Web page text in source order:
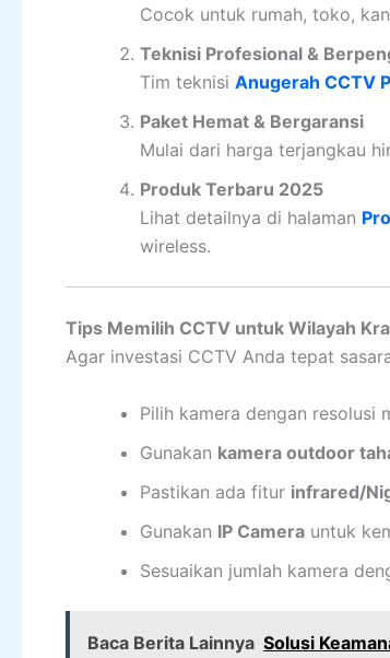
Cocok untuk rumah, toko,
Teknisi Profesional &
Tim teknisi Anugerah CCTV
Paket Hemat & Bergaransi
Mulai dari harga terjangkau
Produk Terbaru 2025
Lihat detailnya di halaman
wireless.
Tips Memilih CCTV untuk Wilayah
Agar investasi CCTV Anda tepat
Pilih kamera dengan resolusi
Gunakan kamera outdoor
Pastikan ada fitur infrared/
Gunakan IP Camera untuk
Sesuaikan jumlah kamera
Baca Berita Lainnya Solusi